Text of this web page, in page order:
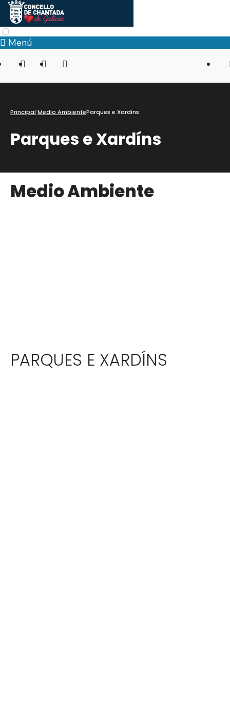
Menú
Principal Medio AmbienteParques e Xardíns
Parques e Xardíns
Medio Ambiente
PARQUES E XARDÍNS